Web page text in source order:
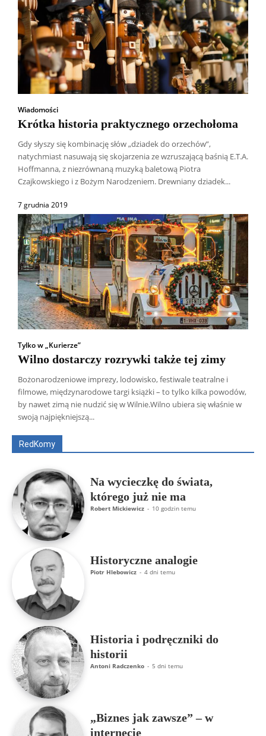
Wiadomości
Krótka historia praktycznego orzechołoma
Gdy słyszy się kombinację słów „dziadek do orzechów”,
natychmiast nasuwają się skojarzenia ze wzruszającą baśnią E.T.A.
Hoffmanna, z niezrównaną muzyką baletową Piotra
Czajkowskiego i z Bożym Narodzeniem. Drewniany dziadek...
7 grudnia 2019
Tylko w „Kurierze”
Wilno dostarczy rozrywki także tej zimy
Bożonarodzeniowe imprezy, lodowisko, festiwale teatralne i
filmowe, międzynarodowe targi książki – to tylko kilka powodów,
by nawet zimą nie nudzić się w Wilnie.Wilno ubiera się właśnie w
swoją najpiękniejszą...
RedKomy
Wszyscy Aleksander Borowik
Antoni Radczenko
Artur Płokszto
Grzegorz Górny
ks. Jarosław Wąsowicz SDB
Na wycieczkę do świata,
którego już nie ma
Robert Mickiewicz - 10 godzin temu
Historyczne analogie
Piotr Hlebowicz - 4 dni temu
Historia i podręczniki do
historii
Antoni Radczenko - 5 dni temu
„Biznes jak zawsze” – w
internecie